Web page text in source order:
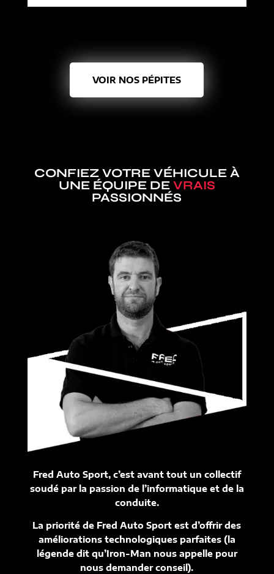
VOIR NOS PÉPITES
CONFIEZ VOTRE VÉHICULE À
UNE ÉQUIPE DE VRAIS
PASSIONNÉS
Fred Auto Sport, c’est avant tout un collectif
soudé par la passion de l’informatique et de la
conduite.
La priorité de Fred Auto Sport est d’offrir des
améliorations technologiques parfaites (la
légende dit qu’Iron-Man nous appelle pour
nous demander conseil).